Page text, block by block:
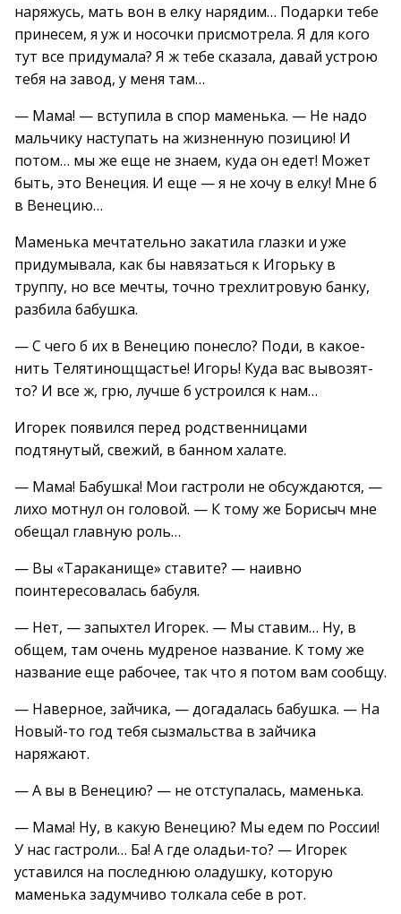
наряжусь, мать вон в елку нарядим… Подарки тебе
принесем, я уж и носочки присмотрела. Я для кого
тут все придумала? Я ж тебе сказала, давай устрою
тебя на завод, у меня там…
— Мама! — вступила в спор маменька. — Не надо
мальчику наступать на жизненную позицию! И
потом… мы же еще не знаем, куда он едет! Может
быть, это Венеция. И еще — я не хочу в елку! Мне б
в Венецию…
Маменька мечтательно закатила глазки и уже
придумывала, как бы навязаться к Игорьку в
труппу, но все мечты, точно трехлитровую банку,
разбила бабушка.
— С чего б их в Венецию понесло? Поди, в какое-
нить Телятинощщастье! Игорь! Куда вас вывозят-
то? И все ж, грю, лучше б устроился к нам…
Игорек появился перед родственницами
подтянутый, свежий, в банном халате.
— Мама! Бабушка! Мои гастроли не обсуждаются, —
лихо мотнул он головой. — К тому же Борисыч мне
обещал главную роль…
— Вы «Тараканище» ставите? — наивно
поинтересовалась бабуля.
— Нет, — запыхтел Игорек. — Мы ставим… Ну, в
общем, там очень мудреное название. К тому же
название еще рабочее, так что я потом вам сообщу.
— Наверное, зайчика, — догадалась бабушка. — На
Новый-то год тебя сызмальства в зайчика
наряжают.
— А вы в Венецию? — не отступалась, маменька.
— Мама! Ну, в какую Венецию? Мы едем по России!
У нас гастроли… Ба! А где оладьи-то? — Игорек
уставился на последнюю оладушку, которую
маменька задумчиво толкала себе в рот.